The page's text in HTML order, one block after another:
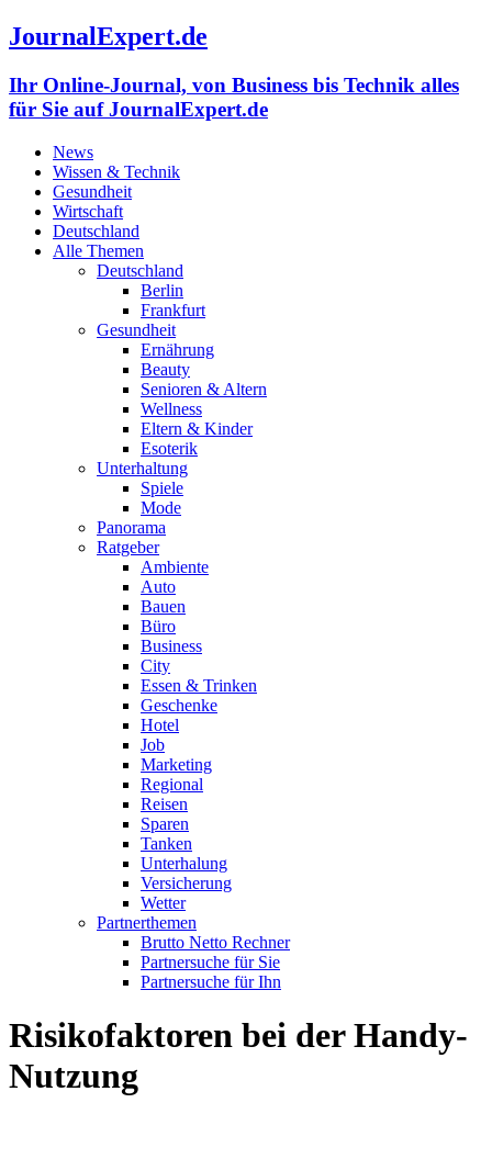
JournalExpert.de
Ihr Online-Journal, von Business bis Technik alles
für Sie auf JournalExpert.de
News
Wissen & Technik
Gesundheit
Wirtschaft
Deutschland
Alle Themen
Deutschland
Berlin
Frankfurt
Gesundheit
Ernährung
Beauty
Senioren & Altern
Wellness
Eltern & Kinder
Esoterik
Unterhaltung
Spiele
Mode
Panorama
Ratgeber
Ambiente
Auto
Bauen
Büro
Business
City
Essen & Trinken
Geschenke
Hotel
Job
Marketing
Regional
Reisen
Sparen
Tanken
Unterhalung
Versicherung
Wetter
Partnerthemen
Brutto Netto Rechner
Partnersuche für Sie
Partnersuche für Ihn
Risikofaktoren bei der Handy-
Nutzung